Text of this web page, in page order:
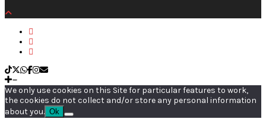
We only use cookies on this Site for particular features to work,
the cookies do not collect and/or store any personal information
about you. Ok